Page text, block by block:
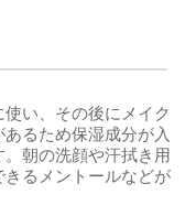
い、その後にメイク
るため保湿成分が入
朝の洗顔や汗拭き用
るメントールなどが